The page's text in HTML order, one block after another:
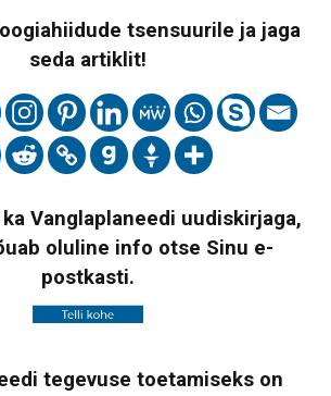
tsensuurile ja jaga
seda artiklit!
Vanglaplaneedi uudiskirjaga,
oluline info otse Sinu e-
postkasti.
tegevuse toetamiseks on